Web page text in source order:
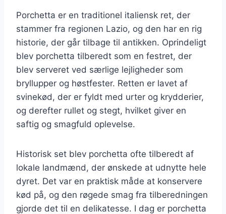
Porchetta er en traditionel italiensk ret, der
stammer fra regionen Lazio, og den har en rig
historie, der går tilbage til antikken. Oprindeligt
blev porchetta tilberedt som en festret, der
blev serveret ved særlige lejligheder som
bryllupper og høstfester. Retten er lavet af
svinekød, der er fyldt med urter og krydderier,
og derefter rullet og stegt, hvilket giver en
saftig og smagfuld oplevelse.
Historisk set blev porchetta ofte tilberedt af
lokale landmænd, der ønskede at udnytte hele
dyret. Det var en praktisk måde at konservere
kød på, og den røgede smag fra tilberedningen
gjorde det til en delikatesse. I dag er porchetta